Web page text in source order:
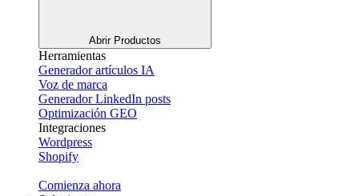
Abrir Productos
Herramientas
Generador artículos IA
Voz de marca
Generador LinkedIn posts
Optimización GEO
Integraciones
Wordpress
Shopify
Comienza ahora